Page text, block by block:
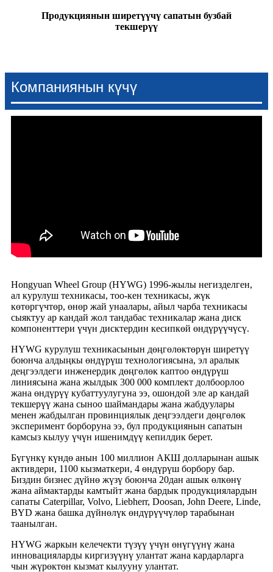
Продукциянын ширетүүчү сапатын бузбай
текшерүү
Компаниянын күчү
Hongyuan Wheel Group (HYWG) 1996-жылы негизделген,
ал курулуш техникасы, тоо-кен техникасы, жүк
көтөргүчтөр, өнөр жай унаалары, айыл чарба техникасы
сыяктуу ар кандай жол тандабас техникалар жана диск
компоненттери үчүн дисктердин кесипкөй өндүрүүчүсү.
HYWG курулуш техникасынын дөңгөлөктөрүн ширетүү
боюнча алдыңкы өндүрүш технологиясына, эл аралык
деңгээлдеги инженердик дөңгөлөк каптоо өндүрүш
линиясына жана жылдык 300 000 комплект долбоорлоо
жана өндүрүү кубаттуулугуна ээ, ошондой эле ар кандай
текшерүү жана сыноо шаймандары жана жабдуулары
менен жабдылган провинциялык деңгээлдеги дөңгөлөк
эксперимент борборуна ээ, бул продукциянын сапатын
камсыз кылуу үчүн ишенимдүү кепилдик берет.
Бүгүнкү күндө анын 100 миллион АКШ долларынан ашык
активдери, 1100 кызматкери, 4 өндүрүш борбору бар.
Биздин бизнес дүйнө жүзү боюнча 20дан ашык өлкөнү
жана аймактарды камтыйт жана бардык продукциялардын
сапаты Caterpillar, Volvo, Liebherr, Doosan, John Deere, Linde,
BYD жана башка дүйнөлүк өндүрүүчүлөр тарабынан
таанылган.
HYWG жаркын келечекти түзүү үчүн өнүгүүнү жана
инновацияларды киргизүүнү улантат жана кардарларга
чын жүрөктөн кызмат кылууну улантат.